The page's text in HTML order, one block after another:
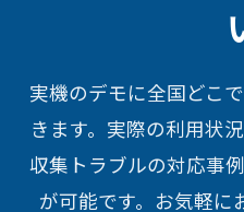
実機のデモに全国どこ
きます。実際の利用状
収集トラブルの対応事
が可能です。お気軽に